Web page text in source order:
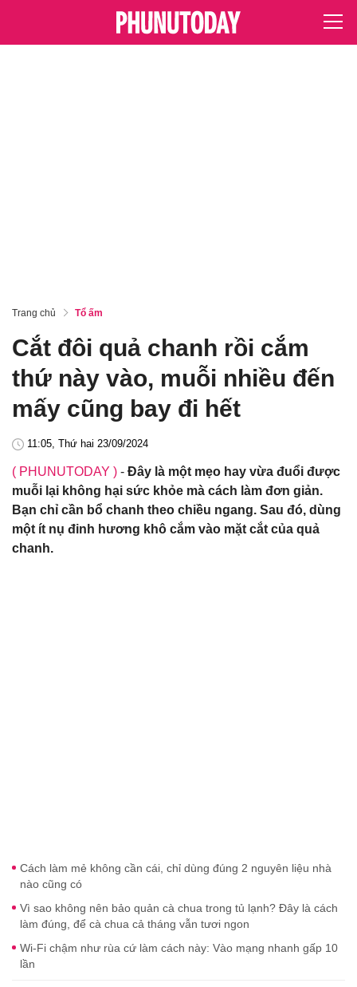
Trang chủ Tổ ấm
Cắt đôi quả chanh rồi cắm
thứ này vào, muỗi nhiều đến
mấy cũng bay đi hết
11:05, Thứ hai 23/09/2024
( PHUNUTODAY ) - Đây là một mẹo hay vừa đuổi được
muỗi lại không hại sức khỏe mà cách làm đơn giản.
Bạn chỉ cần bổ chanh theo chiều ngang. Sau đó, dùng
một ít nụ đinh hương khô cắm vào mặt cắt của quả
chanh.
Cách làm mẻ không cần cái, chỉ dùng đúng 2 nguyên liệu nhà
nào cũng có
Vì sao không nên bảo quản cà chua trong tủ lạnh? Đây là cách
làm đúng, để cà chua cả tháng vẫn tươi ngon
Wi-Fi chậm như rùa cứ làm cách này: Vào mạng nhanh gấp 10
lần